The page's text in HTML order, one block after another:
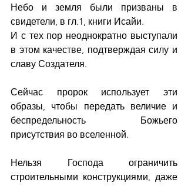
Небо и земля были призваны в
свидетели, в гл.1, книги Исайи.
И с тех пор неоднократно выступали
в этом качестве, подтверждая силу и
славу Создателя.
Сейчас пророк использует эти
образы, чтобы передать величие и
беспредельность Божьего
присутствия во вселенной.
Нельзя Господа ограничить
строительными конструкциями, даже